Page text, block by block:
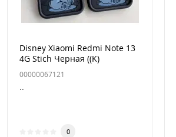
Disney Xiaomi Redmi Note 13
4G Stich Черная ((K)
00000067121
..
0